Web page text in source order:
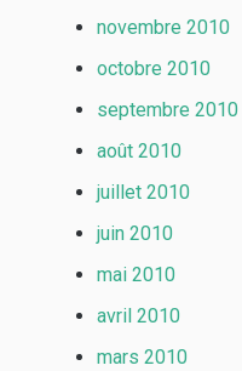
novembre 2010
octobre 2010
septembre 2010
août 2010
juillet 2010
juin 2010
mai 2010
avril 2010
mars 2010